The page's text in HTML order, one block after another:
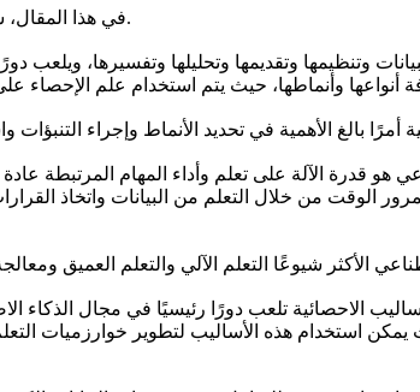
في هذا المقال، سنستعرض بشكل سريع ومختصر مفهوم الإحصاء والذكاء الاصطناعي ونستكشف أهمية العلاقة بين هذين المجالين.
وتنظيمها وتقديمها وتحليلها وتفسيرها،
هو قدرة الآلة على تعلم وأداء المهام المرتبطة
الوقت من خلال التعلم من البيانات واتخاذ
الاحصائية تلعب دورًا رئيسيًا في مجال الذكاء
يمكن استخدام هذه الأساليب لتطوير خوارزميات